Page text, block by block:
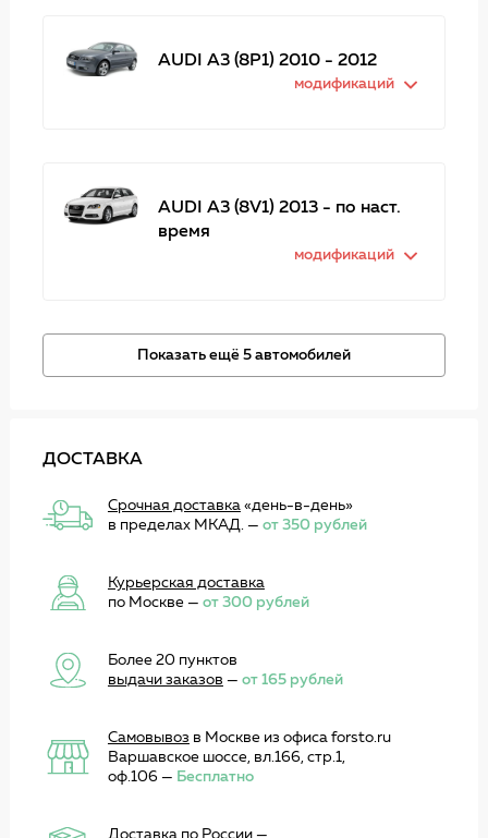
AUDI A3 (8P1) 2010 - 2012
модификаций
AUDI A3 (8V1) 2013 - по наст.
время
модификаций
Показать ещё 5 автомобилей
ДОСТАВКА
Срочная доставка«день-в-день»
в пределах МКАД. — от 350 рублей
Курьерская доставка
по Москве — от 300 рублей
Более 20 пунктов
выдачи заказов — от 165 рублей
Самовывоз в Москве из офиса forsto.ru
Варшавское шоссе, вл.166, стр.1,
оф.106 — Бесплатно
Доставка по России—